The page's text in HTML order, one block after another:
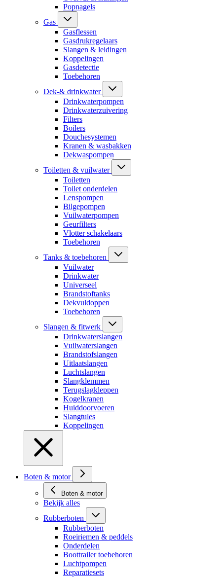
Popnagels
Gas
Gasflessen
Gasdrukregelaars
Slangen & leidingen
Koppelingen
Gasdetectie
Toebehoren
Dek-& drinkwater
Drinkwaterpompen
Drinkwaterzuivering
Filters
Boilers
Douchesystemen
Kranen & wasbakken
Dekwaspompen
Toiletten & vuilwater
Toiletten
Toilet onderdelen
Lenspompen
Bilgepompen
Vuilwaterpompen
Geurfilters
Vlotter schakelaars
Toebehoren
Tanks & toebehoren
Vuilwater
Drinkwater
Universeel
Brandstoftanks
Dekvuldoppen
Toebehoren
Slangen & fitwerk
Drinkwaterslangen
Vuilwaterslangen
Brandstofslangen
Uitlaatslangen
Luchtslangen
Slangklemmen
Terugslagkleppen
Kogelkranen
Huiddoorvoeren
Slangtules
Koppelingen
Boten & motor
Boten & motor
Bekijk alles
Rubberboten
Rubberboten
Roeiriemen & peddels
Onderdelen
Boottrailer toebehoren
Luchtpompen
Reparatiesets